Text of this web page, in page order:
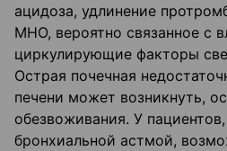
ацидоза, удлинение
МНО, вероятно связанное с
циркулирующие факторы
Острая почечная
печени может возникнуть,
обезвоживания. У
бронхиальной астмой,